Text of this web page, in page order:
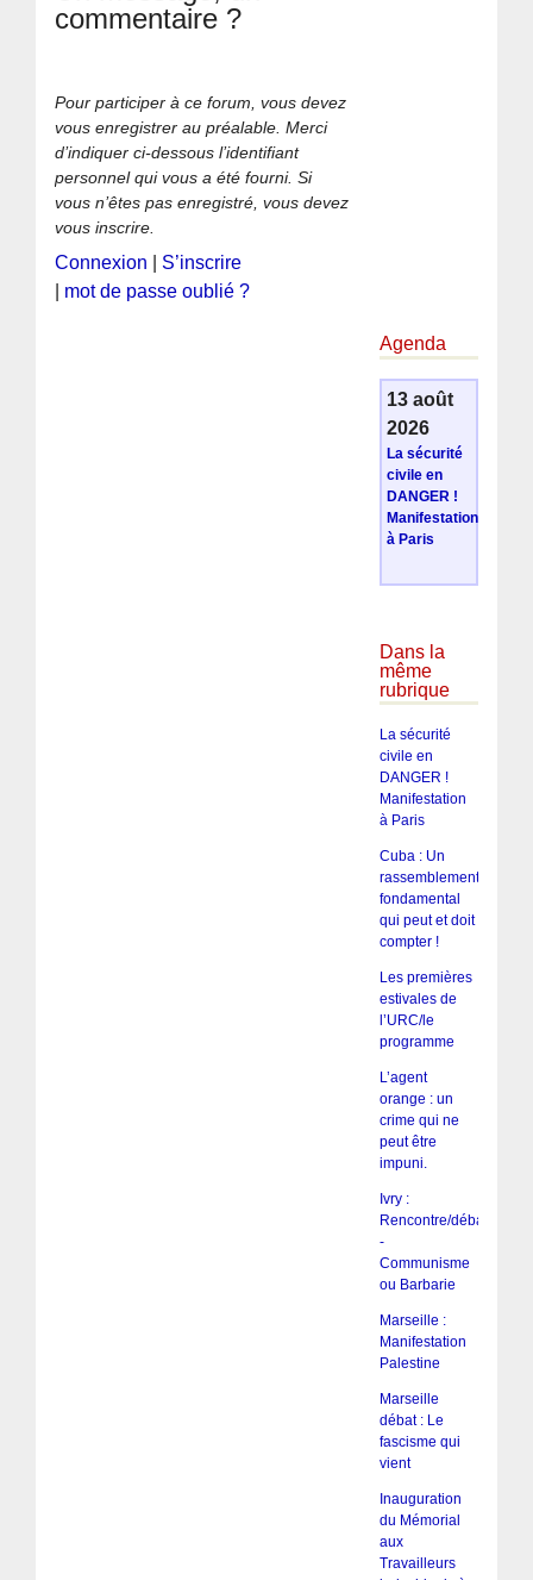
commentaire ?
Pour participer à ce forum, vous devez
vous enregistrer au préalable. Merci
d’indiquer ci-dessous l’identifiant
personnel qui vous a été fourni. Si
vous n’êtes pas enregistré, vous devez
vous inscrire.
Connexion
S’inscrire
mot de passe oublié ?
Agenda
13 août
2026
La sécurité
civile en
DANGER !
Manifestation
à Paris
Dans la
même
rubrique
La sécurité
civile en
DANGER !
Manifestation
à Paris
Cuba : Un
rassemblement
fondamental
qui peut et doit
compter !
Les premières
estivales de
l’URC/le
programme
L’agent
orange : un
crime qui ne
peut être
impuni.
Ivry :
Rencontre/débat
-
Communisme
ou Barbarie
Marseille :
Manifestation
Palestine
Marseille
débat : Le
fascisme qui
vient
Inauguration
du Mémorial
aux
Travailleurs